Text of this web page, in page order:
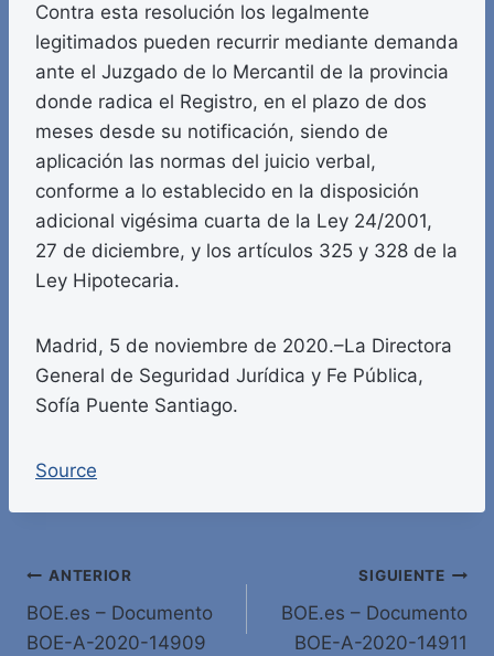
Contra esta resolución los legalmente
legitimados pueden recurrir mediante demanda
ante el Juzgado de lo Mercantil de la provincia
donde radica el Registro, en el plazo de dos
meses desde su notificación, siendo de
aplicación las normas del juicio verbal,
conforme a lo establecido en la disposición
adicional vigésima cuarta de la Ley 24/2001,
27 de diciembre, y los artículos 325 y 328 de la
Ley Hipotecaria.
Madrid, 5 de noviembre de 2020.–La Directora
General de Seguridad Jurídica y Fe Pública,
Sofía Puente Santiago.
Source
Navegación
de
ANTERIOR
BOE.es – Documento
BOE-A-2020-14909
SIGUIENTE
BOE.es – Documento
BOE-A-2020-14911